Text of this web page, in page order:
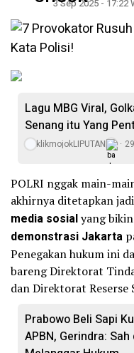
3 Sep 2025 - 17:22
Lagu MBG Viral,
Senang itu Yang
klikmojokLIPUTAN
POLRI nggak main-
akhirnya ditetapkan
media sosialyang
demonstrasi Jakarta
Penegakan hukum ini
bareng Direktorat
dan Direktorat Reserse
Prabowo Beli Sapi
APBN, Gerindra: